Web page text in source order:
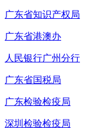
广东省知识产权局
广东省港澳办
人民银行广州分行
广东省国税局
广东检验检疫局
深圳检验检疫局